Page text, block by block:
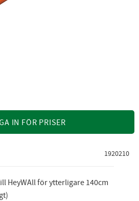
IN FÖR PRISER
1920210
HeyWAll för ytterligare 140cm